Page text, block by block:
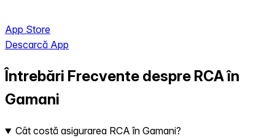
App Store
Descarcă App
Întrebări Frecvente despre RCA în
Gamani
Cât costă asigurarea RCA în Gamani?